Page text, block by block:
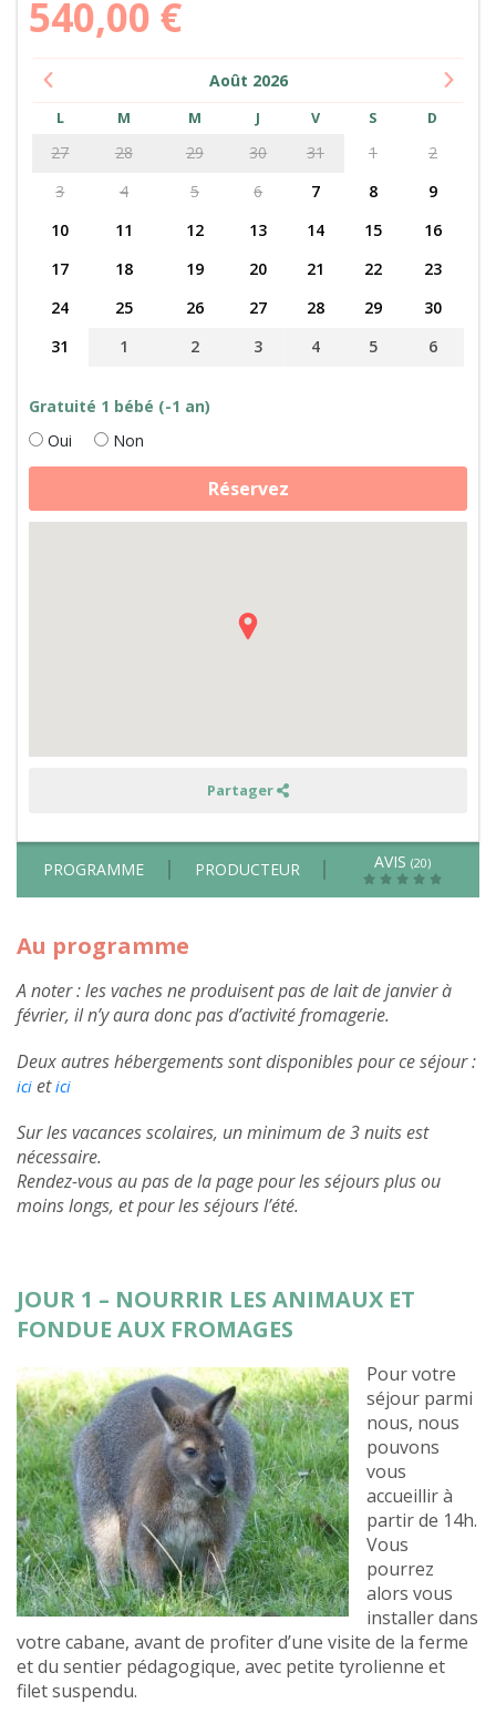
PROGRAMME PRODUCTEUR AVIS (20)
Au programme
A noter :les vaches ne produisent pas de lait de janvier à
février, il n’y aura donc pas d’activité fromagerie.
Deux autres hébergements sont disponibles pour ce séjour :
ici etici
Sur les vacances scolaires, un minimum de 3 nuits est
nécessaire.
Rendez-vous au pas de la page pour les séjours plus ou
moins longs, et pour les séjours l’été.
JOUR 1 – NOURRIR LES ANIMAUX ET
FONDUE AUX FROMAGES
Pour votre
séjour parmi
nous, nous
pouvons
vous
accueillir à
partir de 14h.
Vous
pourrez
alors vous
installer dans
votre cabane, avant de profiter d’une visite de la ferme
et du sentier pédagogique, avec petite tyrolienne et
filet suspendu.
540,00 €
Août 2026
L M M J V S D
27 28 29 30 31 1
2
3
4 5 6 7 8
9
10
11 12 13 14 15
16
17
18 19 20 21 22
23
24
25 26 27 28 29
30
31
1 2 3 4 5 6
Gratuité 1 bébé (-1 an)
Oui
Non
quantité
Fabrication
de
Réservez
Partager